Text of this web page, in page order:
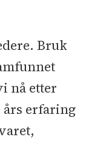
Bruk
nå etter
års erfaring